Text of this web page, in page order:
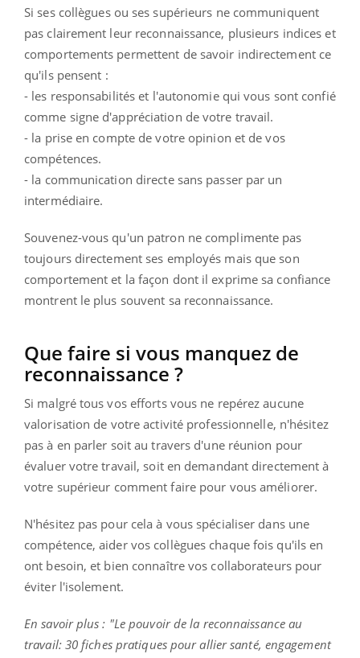
Si ses collègues ou ses supérieurs ne communiquent
pas clairement leur reconnaissance, plusieurs indices et
comportements permettent de savoir indirectement ce
qu'ils pensent :
- les responsabilités et l'autonomie qui vous sont confié
comme signe d'appréciation de votre travail.
- la prise en compte de votre opinion et de vos
compétences.
- la communication directe sans passer par un
intermédiaire.
Souvenez-vous qu'un patron ne complimente pas
toujours directement ses employés mais que son
comportement et la façon dont il exprime sa confiance
montrent le plus souvent sa reconnaissance.
Que faire si vous manquez de
reconnaissance ?
Si malgré tous vos efforts vous ne repérez aucune
valorisation de votre activité professionnelle, n'hésitez
pas à en parler soit au travers d'une réunion pour
évaluer votre travail, soit en demandant directement à
votre supérieur comment faire pour vous améliorer.
N'hésitez pas pour cela à vous spécialiser dans une
compétence, aider vos collègues chaque fois qu'ils en
ont besoin, et bien connaître vos collaborateurs pour
éviter l'isolement.
En savoir plus : "Le pouvoir de la reconnaissance au
travail: 30 fiches pratiques pour allier santé, engagement